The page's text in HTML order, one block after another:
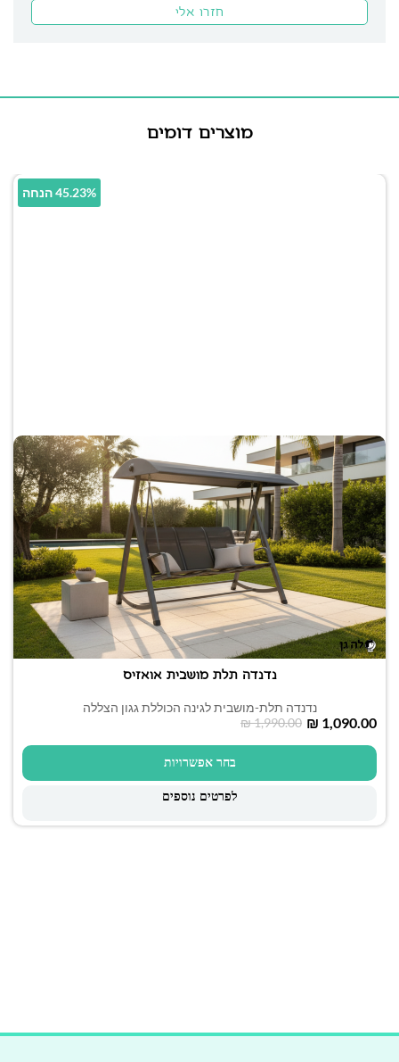
מוצרים דומים
45.23% הנחה
נדנדה תלת מושבית אואזיס
נדנדה תלת-מושבית לגינה הכוללת גגון הצללה
₪1,990.00 ₪ 1,090.00
בחר אפשרויות
לפרטים נוספים